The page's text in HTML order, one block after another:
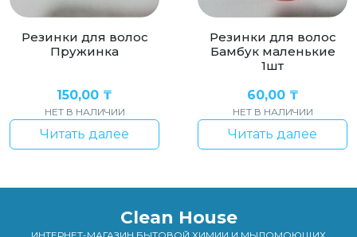
Резинки для волос
Пружинка
150,00 ₸
НЕТ В НАЛИЧИИ
Читать далее
Резинки для волос
Бамбук маленькие
1шт
60,00 ₸
НЕТ В НАЛИЧИИ
Читать далее
Clean House